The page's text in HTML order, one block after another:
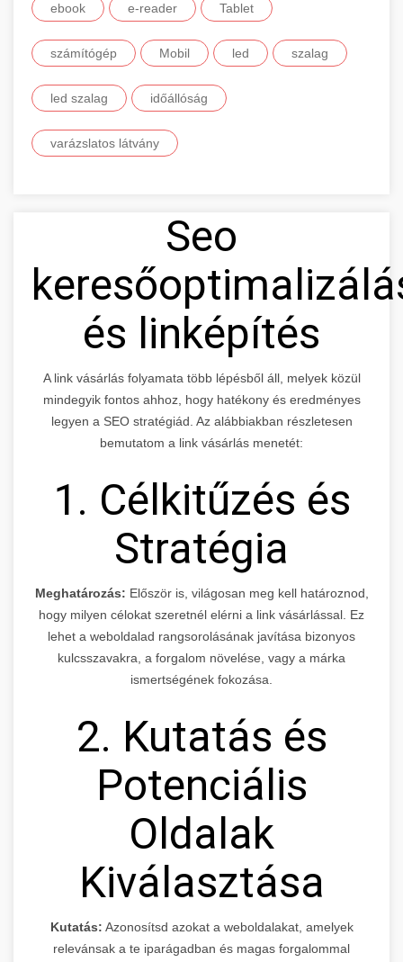
ebook e-reader Tablet
számítógép Mobil led szalag
led szalag időállóság
varázslatos látvány
Seo
és linképítés
A link vásárlás folyamata több lépésből áll, melyek közül
mindegyik fontos ahhoz, hogy hatékony és eredményes
legyen a SEO stratégiád. Az alábbiakban részletesen
bemutatom a link vásárlás menetét:
1. Célkitűzés és
Stratégia
Meghatározás: Először is, világosan meg kell határoznod,
hogy milyen célokat szeretnél elérni a link vásárlással. Ez
lehet a weboldalad rangsorolásának javítása bizonyos
kulcsszavakra, a forgalom növelése, vagy a márka
ismertségének fokozása.
2. Kutatás és
Potenciális
Oldalak
Kiválasztása
Kutatás: Azonosítsd azokat a weboldalakat, amelyek
relevánsak a te iparágadban és magas forgalommal